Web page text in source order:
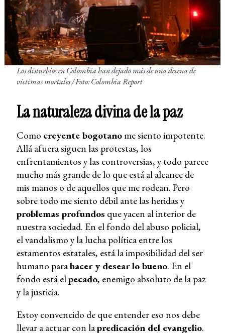
Los disturbios en Colombia han dejado más de una decena de
víctimas mortales/ Foto: Colombia Report
La naturaleza divina de la paz
Como creyente bogotanome siento impotente.
Allá afuera siguen las protestas, los
enfrentamientos y las controversias, y todo parece
mucho más grande de lo que está al alcance de
mis manos o de aquellos que me rodean. Pero
sobre todo me siento débil ante las heridas y
problemas profundos que yacen al interior de
nuestra sociedad. En el fondo del abuso policial,
el vandalismo y la lucha política entre los
estamentos estatales, está la imposibilidad del ser
humano parahacer y desear lo bueno. En el
fondo está elpecado, enemigo absoluto de la paz
y la justicia.
Estoy convencido de que entender eso nos debe
llevar a actuar con lapredicación del evangelio.